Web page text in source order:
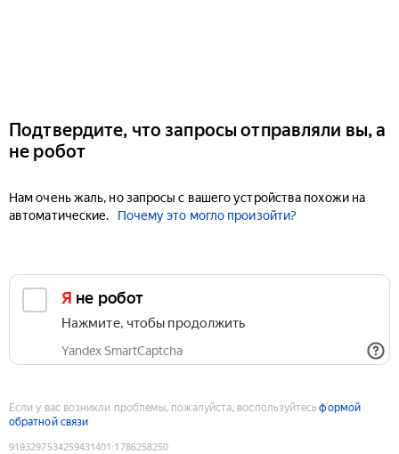
Подтвердите, что запросы отправляли вы, а
не робот
Нам очень жаль, но запросы с вашего устройства похожи на
автоматические.
Почему это могло произойти?
Я не робот
Нажмите, чтобы продолжить
Yandex SmartCaptcha
Если у вас возникли проблемы, пожалуйста, воспользуйтесьформой
обратной связи
9193297534259431401 :1786258250